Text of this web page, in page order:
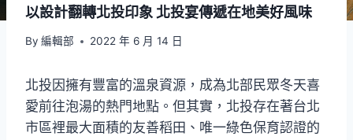
以設計翻轉北投印象 北投宴傳遞在地美好風味
By 編輯部 2022 年 6 月 14 日
北投因擁有豐富的溫泉資源，成為北部民眾冬天喜
愛前往泡湯的熱門地點。但其實，北投存在著台北
市區裡最大面積的友善稻田、唯一綠色保育認證的